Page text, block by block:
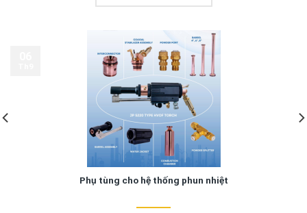
Phụ tùng cho hệ thống phun nhiệt